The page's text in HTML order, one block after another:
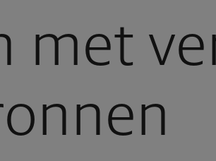
met